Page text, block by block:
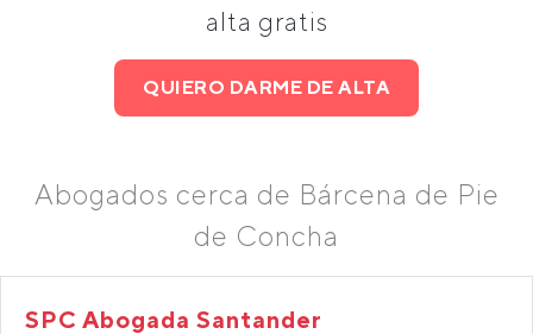
alta gratis
QUIERO DARME DE ALTA
Abogados cerca de Bárcena de Pie
de Concha
SPC Abogada Santander